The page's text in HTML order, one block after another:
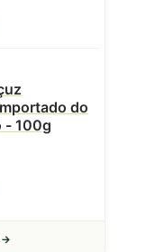
do
- 100g
→